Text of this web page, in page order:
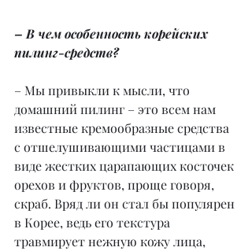
– В чем особенность корейских
пилинг-средств?
– Мы привыкли к мысли, что
домашний пилинг – это всем нам
известные кремообразные средства
с отшелушивающими частицами в
виде жестких царапающих косточек
орехов и фруктов, проще говоря,
скраб. Вряд ли он стал бы популярен
в Корее, ведь его текстура
травмирует нежную кожу лица,